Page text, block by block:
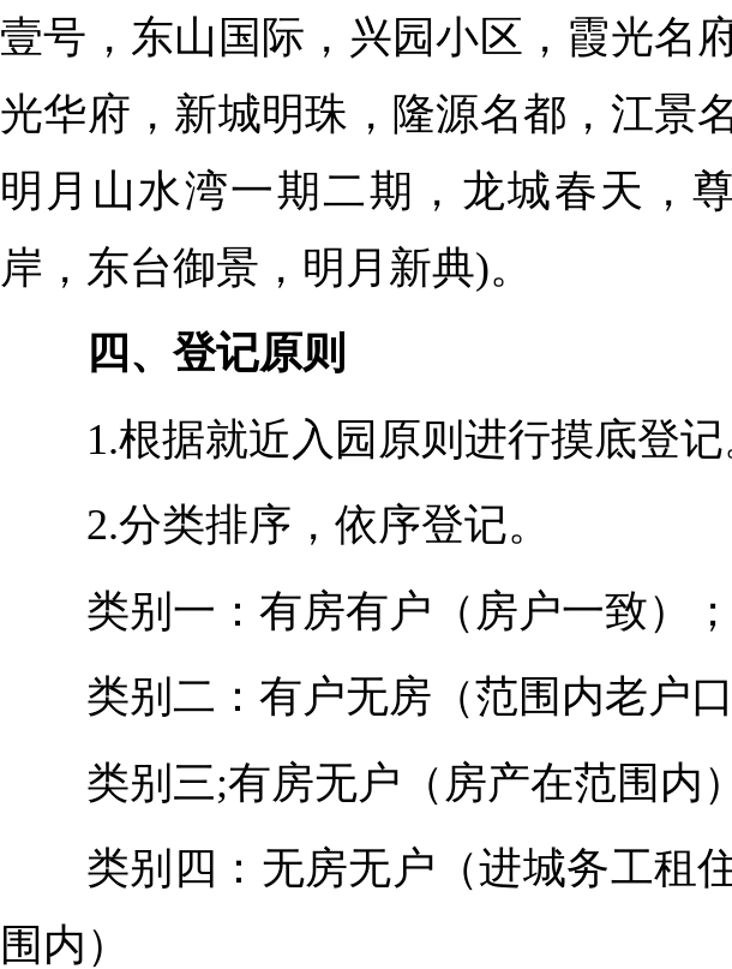
壹号，东山国际，兴园小区，霞光名
光华府，新城明珠，隆源名都，江景
明月山水湾一期二期，龙城春天，
岸，东台御景，明月新典)。
四、 登记原则
1.根据就近入园原则进行摸底登记
2.分类排序，依序登记。
类别一：有房有户（房户一致）；
类别二：有户无房（范围内老户口
类别三;有房无户（房产在范围内）
类别四：无房无户（进城务工租
围内）